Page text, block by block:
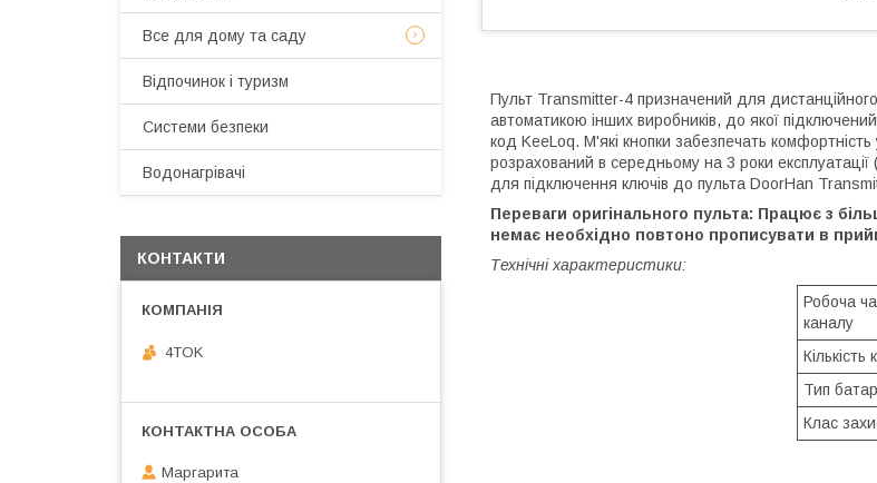
Пульт Transmitter-4 призначений для
автоматикою інших виробників, до якої
код KeeLoq. М'які кнопки забезпечать
розрахований в середньому на 3 роки
для підключення ключів до пульта DoorHan
Переваги оригінального пульта: Працює з
немає необхідно повтоно прописувати в
Технічні характеристики:
Робоча
каналу
Кількість
Тип
Клас
Все для дому та саду
Відпочинок і туризм
Системи безпеки
Водонагрівачі
КОНТАКТИ
4TOK
Маргарита